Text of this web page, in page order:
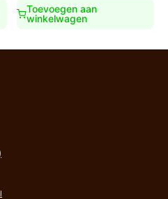
Toevoegen aan
winkelwagen